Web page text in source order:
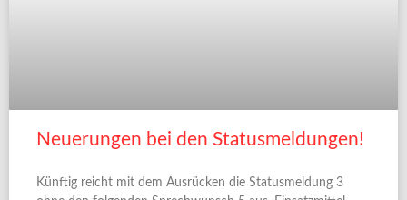
Neuerungen bei den Statusmeldungen!
Künftig reicht mit dem Ausrücken die Statusmeldung 3